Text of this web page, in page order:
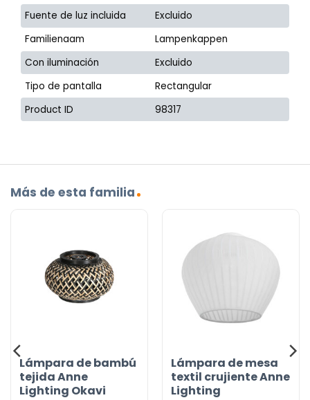
Fuente de luz incluida
Excluido
Familienaam
Lampenkappen
Con iluminación
Excluido
Tipo de pantalla
Rectangular
Product ID
98317
Más de esta familia
Lámpara de bambú
tejida Anne
Lighting Okavi
Lámpara de mesa
textil crujiente Anne
Lighting